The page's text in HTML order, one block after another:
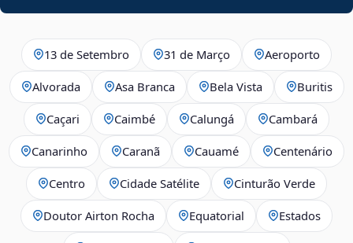
13 de Setembro 31 de Março Aeroporto
Alvorada Asa Branca Bela Vista Buritis
Caçari Caimbé Calungá Cambará
Canarinho Caranã Cauamé Centenário
Centro Cidade Satélite Cinturão Verde
Doutor Airton Rocha Equatorial Estados